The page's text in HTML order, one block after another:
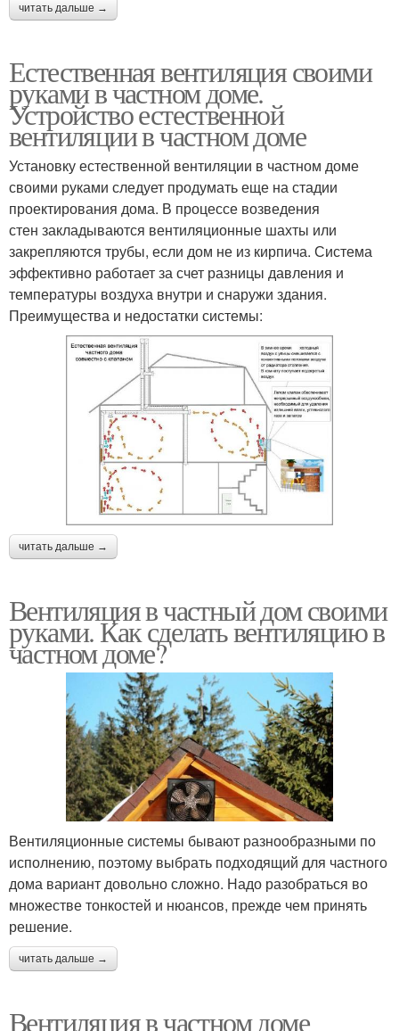
читать дальше →
Естественная вентиляция своими
руками в частном доме.
Устройство естественной
вентиляции в частном доме
Установку естественной вентиляции в частном доме
своими руками следует продумать еще на стадии
проектирования дома. В процессе возведения
стен закладываются вентиляционные шахты или
закрепляются трубы, если дом не из кирпича. Система
эффективно работает за счет разницы давления и
температуры воздуха внутри и снаружи здания.
Преимущества и недостатки системы:
читать дальше →
Вентиляция в частный дом своими
руками. Как сделать вентиляцию в
частном доме?
Вентиляционные системы бывают разнообразными по
исполнению, поэтому выбрать подходящий для частного
дома вариант довольно сложно. Надо разобраться во
множестве тонкостей и нюансов, прежде чем принять
решение.
читать дальше →
Вентиляция в частном доме